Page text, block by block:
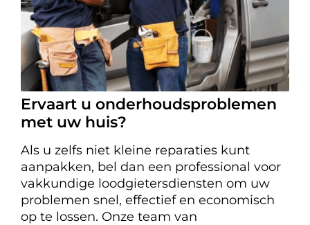
Ervaart u onderhoudsproblemen
met uw huis?
Als u zelfs niet kleine reparaties kunt
aanpakken, bel dan een professional voor
vakkundige loodgietersdiensten om uw
problemen snel, effectief en economisch
op te lossen. Onze team van